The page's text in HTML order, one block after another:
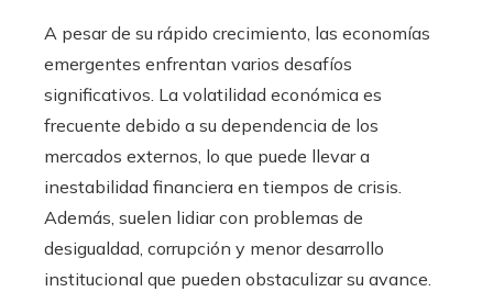
A pesar de su rápido crecimiento, las economías
emergentes enfrentan varios desafíos
significativos. La volatilidad económica es
frecuente debido a su dependencia de los
mercados externos, lo que puede llevar a
inestabilidad financiera en tiempos de crisis.
Además, suelen lidiar con problemas de
desigualdad, corrupción y menor desarrollo
institucional que pueden obstaculizar su avance.